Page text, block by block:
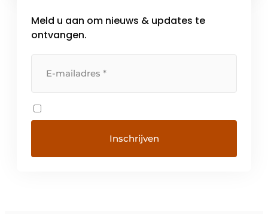
Meld u aan om nieuws & updates te
ontvangen.